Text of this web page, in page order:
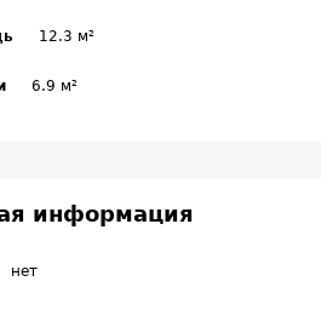
12.3 м²
6.9 м²
информация
нет